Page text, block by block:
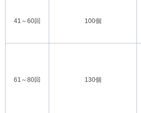
41～60回 100個
61～80回 130個